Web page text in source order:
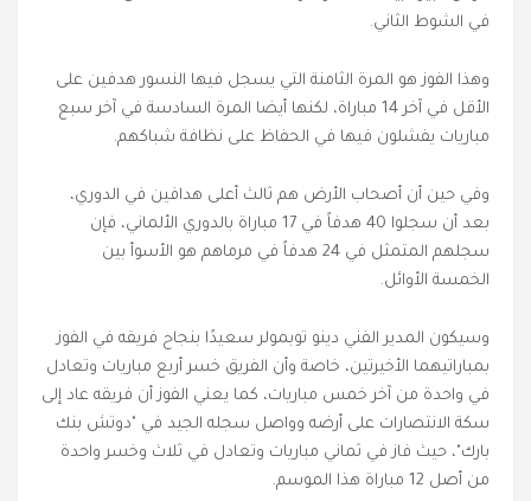
في الشوط الثاني.
وهذا الفوز هو المرة الثامنة التي يسجل فيها النسور هدفين على
الأقل في آخر 14 مباراة، لكنها أيضا المرة السادسة في آخر سبع
مباريات يفشلون فيها في الحفاظ على نظافة شباكهم.
وفي حين أن أصحاب الأرض هم ثالث أعلى هدافين في الدوري،
بعد أن سجلوا 40 هدفاً في 17 مباراة بالدوري الألماني، فإن
سجلهم المتمثل في 24 هدفاً في مرماهم هو الأسوأ بين
الخمسة الأوائل.
وسيكون المدير الفني دينو توبمولر سعيدًا بنجاح فريقه في الفوز
بمباراتيهما الأخيرتين، خاصة وأن الفريق خسر أربع مباريات وتعادل
في واحدة من آخر خمس مباريات، كما يعني الفوز أن فريقه عاد إلى
سكة الانتصارات على أرضه وواصل سجله الجيد في "دوتش بنك
بارك"، حيث فاز في ثماني مباريات وتعادل في ثلاث وخسر واحدة
من أصل 12 مباراة هذا الموسم.